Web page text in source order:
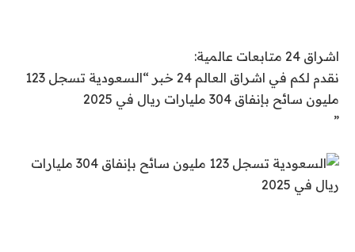
اشراق 24 متابعات عالمية:
نقدم لكم في اشراق العالم 24 خبر “السعودية تسجل 123
مليون سائح بإنفاق 304 مليارات ريال في 2025
”